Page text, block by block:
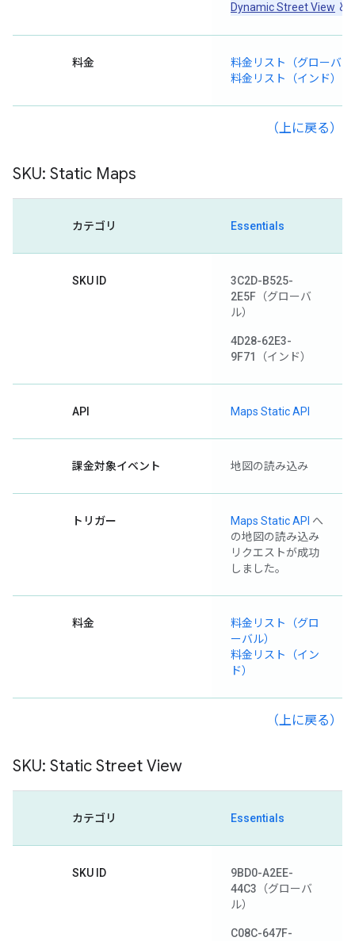
Dynamic Street View と
料金
料金リスト（グローバル
料金リスト（インド）
（上に戻る）
SKU: Static Maps
カテゴリ Essentials
SKU ID
3C2D-B525-
2E5F （グローバ
ル）
4D28-62E3-
9F71
（インド）
API Maps Static API
課金対象イベント 地図の読み込み
トリガー Maps Static API へ
の地図の読み込み
リクエストが成功
しました。
料金
料金リスト（グロ
ーバル）
料金リスト（イン
ド）
（上に戻る）
SKU: Static Street View
カテゴリ Essentials
SKU ID
9BD0-A2EE-
44C3 （グローバ
ル）
C08C-647F-